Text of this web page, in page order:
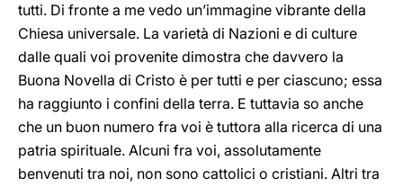
tutti. Di fronte a me vedo un’immagine vibrante della
Chiesa universale. La varietà di Nazioni e di culture
dalle quali voi provenite dimostra che davvero la
Buona Novella di Cristo è per tutti e per ciascuno; essa
ha raggiunto i confini della terra. E tuttavia so anche
che un buon numero fra voi è tuttora alla ricerca di una
patria spirituale. Alcuni fra voi, assolutamente
benvenuti tra noi, non sono cattolici o cristiani. Altri tra